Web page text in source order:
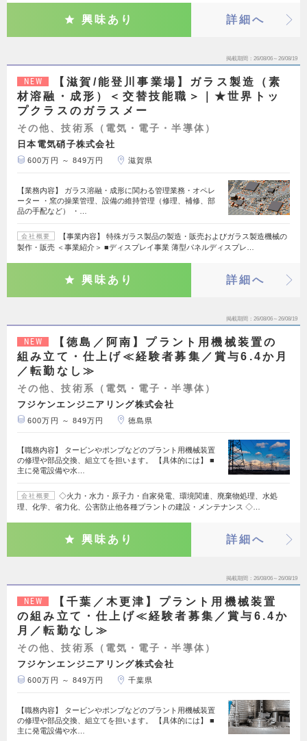
興味あり 詳細へ
掲載期間 26/08/06～26/08/19
NEW
【滋賀/能登川事業場】ガラス製造（素
材溶融・成形）＜交替技能職＞｜★世界トッ
プクラスのガラスメー
その他、技術系（電気・電子・半導体）
日本電気硝子株式会社
600万円 ～ 849万円 滋賀県
【業務内容】 ガラス溶融・成形に関わる管理業務・オペレ
ーター ・窯の操業管理、設備の維持管理（修理、補修、部
品の手配など） ・…
会社概要
【事業内容】 特殊ガラス製品の製造・販売およびガラス製造機械の
製作・販売 ＜事業紹介＞ ■ディスプレイ事業 薄型パネルディスプレ…
興味あり 詳細へ
掲載期間 26/08/06～26/08/19
NEW
【徳島／阿南】プラント用機械装置の
組み立て・仕上げ≪経験者募集／賞与6.4か月
／転勤なし≫
その他、技術系（電気・電子・半導体）
フジケンエンジニアリング株式会社
600万円 ～ 849万円 徳島県
【職務内容】 タービンやポンプなどのプラント用機械装置
の修理や部品交換、組立てを担います。 【具体的には】 ■
主に発電設備や水…
会社概要
◇火力・水力・原子力・自家発電、環境関連、廃棄物処理、水処
理、化学、省力化、公害防止他各種プラントの建設・メンテナンス ◇…
興味あり 詳細へ
掲載期間 26/08/06～26/08/19
NEW
【千葉／木更津】プラント用機械装置
の組み立て・仕上げ≪経験者募集／賞与6.4か
月／転勤なし≫
その他、技術系（電気・電子・半導体）
フジケンエンジニアリング株式会社
600万円 ～ 849万円 千葉県
【職務内容】 タービンやポンプなどのプラント用機械装置
の修理や部品交換、組立てを担います。 【具体的には】 ■
主に発電設備や水…